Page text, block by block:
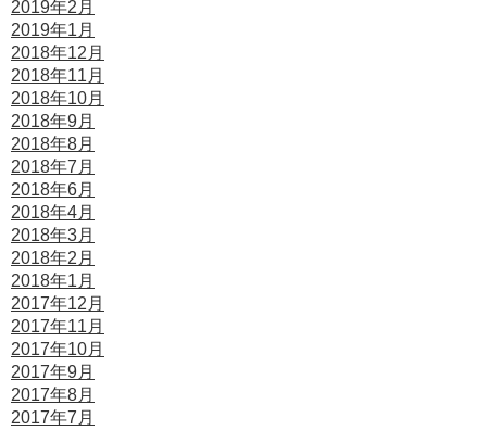
2019年2月
2019年1月
2018年12月
2018年11月
2018年10月
2018年9月
2018年8月
2018年7月
2018年6月
2018年4月
2018年3月
2018年2月
2018年1月
2017年12月
2017年11月
2017年10月
2017年9月
2017年8月
2017年7月